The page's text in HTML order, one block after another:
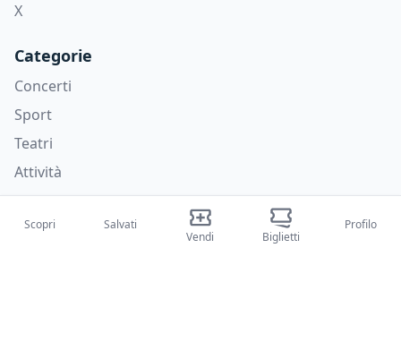
X
Categorie
Concerti
Sport
Teatri
Attività
Chi siamo
Scopri
Salvati
Vendi
Biglietti
Profilo